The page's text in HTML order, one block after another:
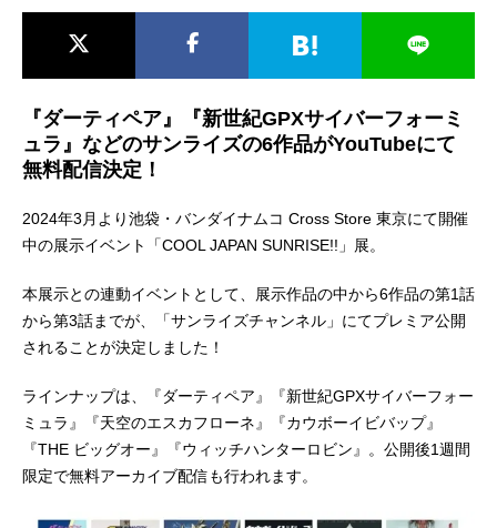
男性声優/女性声優一覧
『ダーティペア』『新世紀GPXサイバーフォーミ
ュラ』などのサンライズの6作品がYouTubeにて
無料配信決定！
2024年3月より池袋・バンダイナムコ Cross Store 東京にて開催
中の展示イベント「COOL JAPAN SUNRISE!!」展。
本展示との連動イベントとして、展示作品の中から6作品の第1話
から第3話までが、「サンライズチャンネル」にてプレミア公開
されることが決定しました！
ラインナップは、『ダーティペア』『新世紀GPXサイバーフォー
ミュラ』『天空のエスカフローネ』『カウボーイビバップ』
『THE ビッグオー』『ウィッチハンターロビン』。公開後1週間
限定で無料アーカイブ配信も行われます。